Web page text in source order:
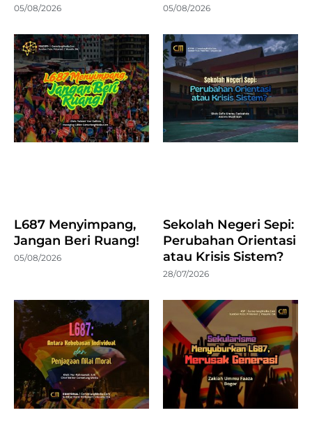
05/08/2026 05/08/2026
L687 Menyimpang,
Jangan Beri Ruang!
05/08/2026
Sekolah Negeri Sepi:
Perubahan Orientasi
atau Krisis Sistem?
28/07/2026